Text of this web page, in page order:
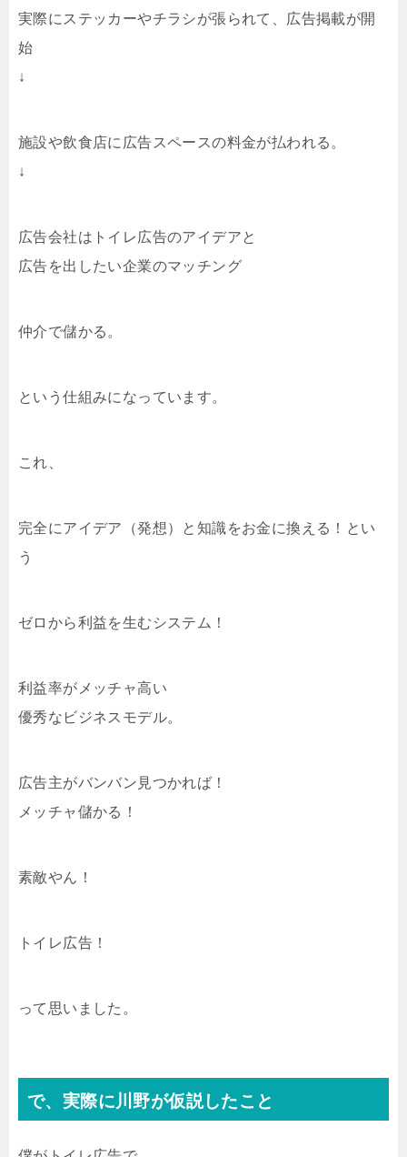
実際にステッカーやチラシが張られて、広告掲載が開
始
↓
施設や飲食店に広告スペースの料金が払われる。
↓
広告会社はトイレ広告のアイデアと
広告を出したい企業のマッチング
仲介で儲かる。
という仕組みになっています。
これ、
完全にアイデア（発想）と知識をお金に換える！とい
う
ゼロから利益を生むシステム！
利益率がメッチャ高い
優秀なビジネスモデル。
広告主がバンバン見つかれば！
メッチャ儲かる！
素敵やん！
トイレ広告！
って思いました。
で、実際に川野が仮説したこと